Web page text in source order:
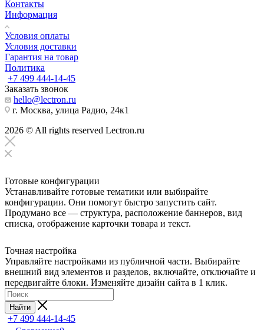
Контакты
Информация
Условия оплаты
Условия доставки
Гарантия на товар
Политика
+7 499 444-14-45
Заказать звонок
hello@lectron.ru
г. Москва, улица Радио, 24к1
2026 © All rights reserved Lectron.ru
Готовые конфигурации
Устанавливайте готовые тематики или выбирайте
конфигурации. Они помогут быстро запустить сайт.
Продумано все — структура, расположение баннеров, вид
списка, отображение карточки товара и текст.
Точная настройка
Управляйте настройками из публичной части. Выбирайте
внешний вид элементов и разделов, включайте, отключайте и
передвигайте блоки. Изменяйте дизайн сайта в 1 клик.
Найти
+7 499 444-14-45